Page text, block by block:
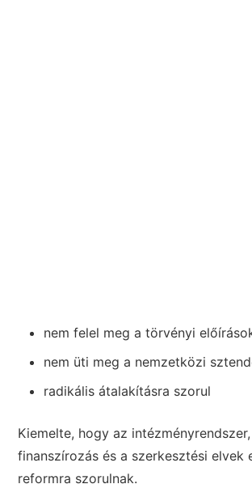
nem felel meg a törvényi
nem üti meg a nemzetközi
radikális átalakításra szorul
Kiemelte, hogy az
finanszírozás és a szerkesztési elvek
reformra szorulnak.